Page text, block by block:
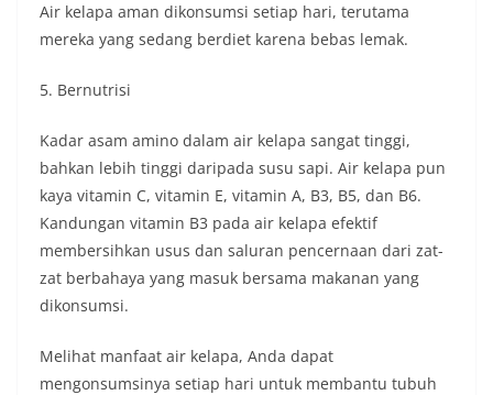
Air kelapa aman dikonsumsi setiap hari, terutama
mereka yang sedang berdiet karena bebas lemak.
5. Bernutrisi
Kadar asam amino dalam air kelapa sangat tinggi,
bahkan lebih tinggi daripada susu sapi. Air kelapa pun
kaya vitamin C, vitamin E, vitamin A, B3, B5, dan B6.
Kandungan vitamin B3 pada air kelapa efektif
membersihkan usus dan saluran pencernaan dari zat-
zat berbahaya yang masuk bersama makanan yang
dikonsumsi.
Melihat manfaat air kelapa, Anda dapat
mengonsumsinya setiap hari untuk membantu tubuh